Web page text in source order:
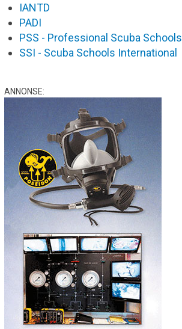
IANTD
PADI
PSS - Professional Scuba Schools
SSI - Scuba Schools International
ANNONSE: